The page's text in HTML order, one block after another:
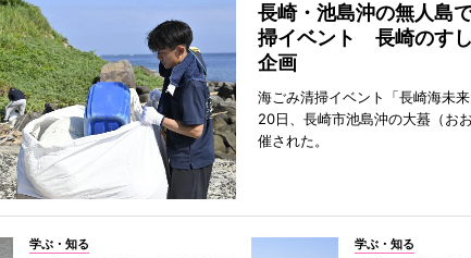
長崎・池島沖の無人島
掃イベント 長崎のす
企画
海ごみ清掃イベント「長崎海未
20日、長崎市池島沖の大蟇（お
催された。
学ぶ・知る 学ぶ・知る